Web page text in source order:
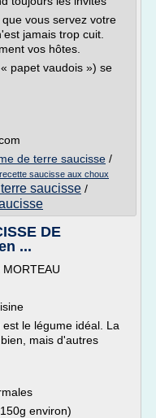
vous servez votre
jamais trop cuit.
vos hôtes.
papet vaudois ») se
de terre saucisse /
recette saucisse aux choux
saucisse /
DE
...
MORTEAU
le légume idéal. La
mais d'autres
environ)